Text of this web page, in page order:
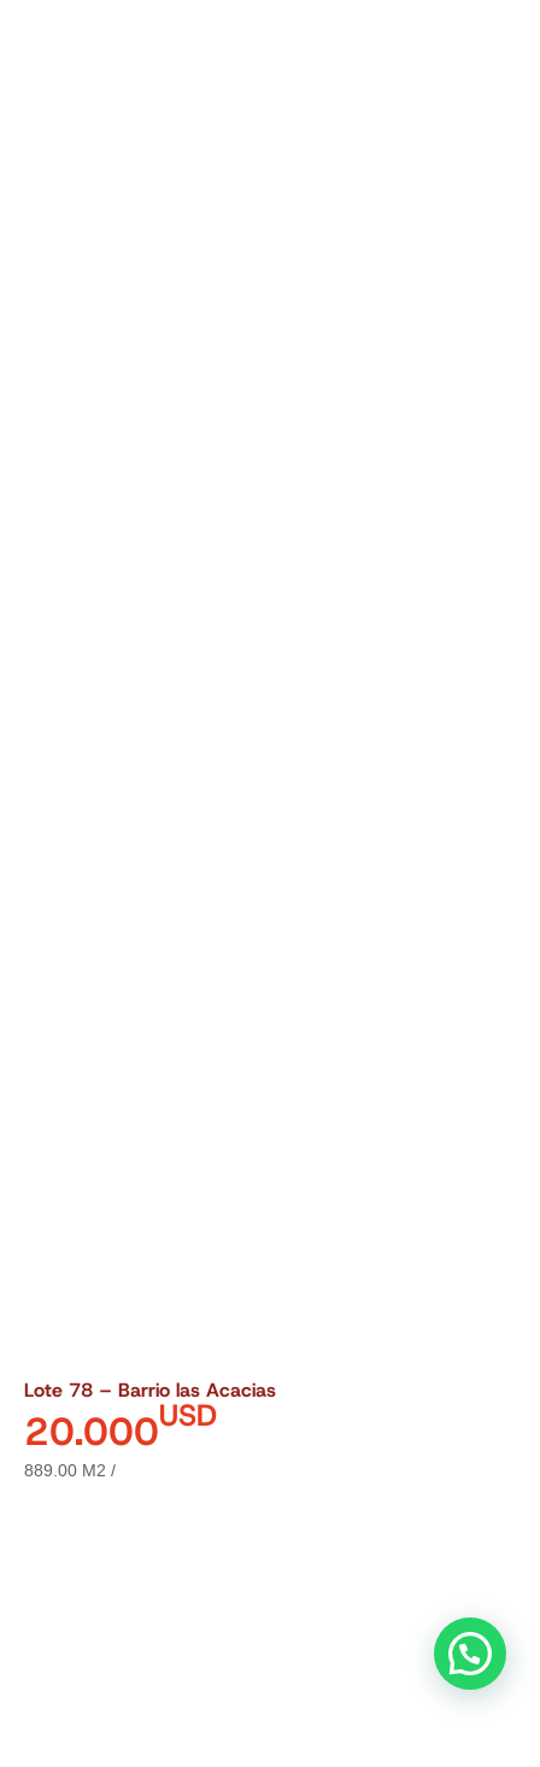
Lote 78 – Barrio las Acacias
20.000USD
889.00 M2 /